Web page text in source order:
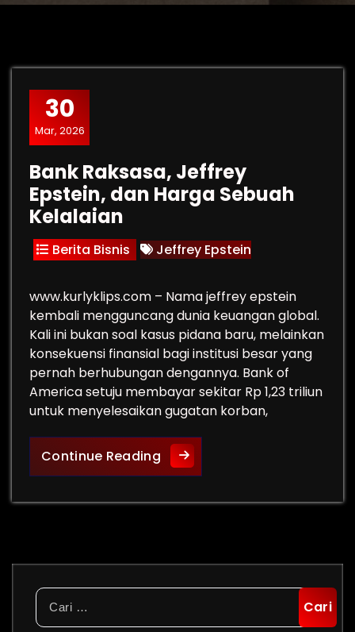
30
Mar, 2026
Bank Raksasa, Jeffrey
Epstein, dan Harga Sebuah
Kelalaian
Berita Bisnis Jeffrey Epstein
www.kurlyklips.com – Nama jeffrey epstein
kembali mengguncang dunia keuangan global.
Kali ini bukan soal kasus pidana baru, melainkan
konsekuensi finansial bagi institusi besar yang
pernah berhubungan dengannya. Bank of
America setuju membayar sekitar Rp 1,23 triliun
untuk menyelesaikan gugatan korban,
Continue ReadingBank Raksasa, Jeffrey
Cari
untuk: